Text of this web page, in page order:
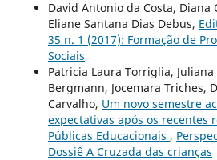
David Antonio da Costa, Diana
Eliane Santana Dias Debus,
35 n. 1 (2017): Formação de
Sociais
Patricia Laura Torriglia,
Bergmann, Jocemara Triches,
Carvalho, Um novo semestre
expectativas após os recentes
Públicas Educacionais ,
Dossiê A Cruzada das crianças